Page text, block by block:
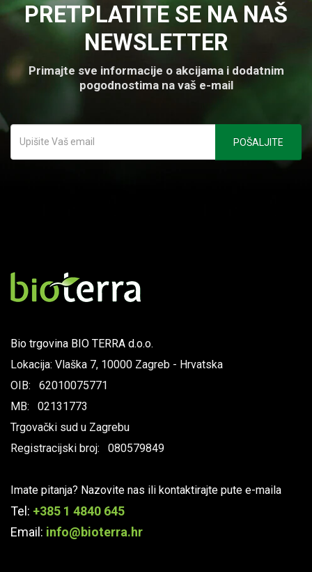
PRETPLATITE SE NA NAŠ
NEWSLETTER
Primajte sve informacije o akcijama i dodatnim
pogodnostima na vaš e-mail
Bio trgovina BIO TERRA d.o.o.
Lokacija: Vlaška 7, 10000 Zagreb - Hrvatska
OIB: 62010075771
MB: 02131773
Trgovački sud u Zagrebu
Registracijski broj: 080579849
Imate pitanja? Nazovite nas ili kontaktirajte pute e-maila
Tel: +385 1 4840 645
Email: info@bioterra.hr